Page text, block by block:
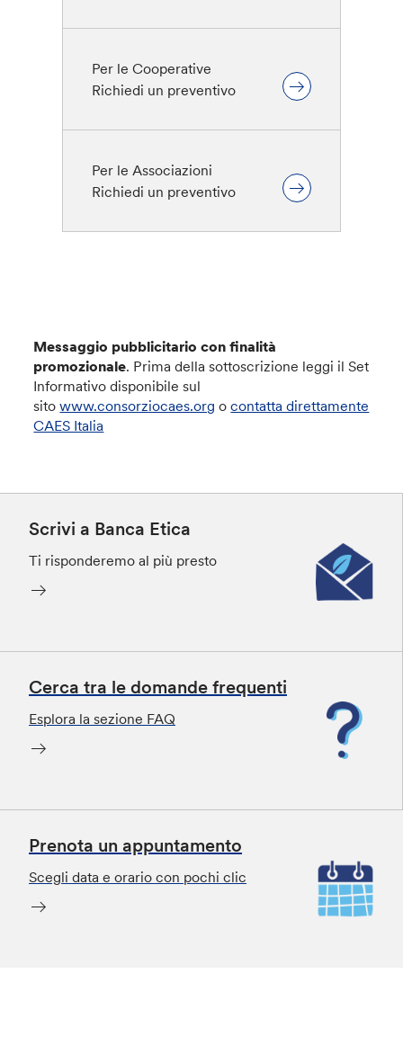
Per le Cooperative
Richiedi un preventivo
Per le Associazioni
Richiedi un preventivo
Messaggio pubblicitario con finalità
promozionale. Prima della sottoscrizione leggi il Set
Informativo disponibile sul
sitowww.consorziocaes.org ocontatta direttamente
CAES Italia
Scrivi a Banca Etica
Ti risponderemo al più presto
Cerca tra le domande frequenti
Esplora la sezione FAQ
Prenota un appuntamento
Scegli data e orario con pochi clic